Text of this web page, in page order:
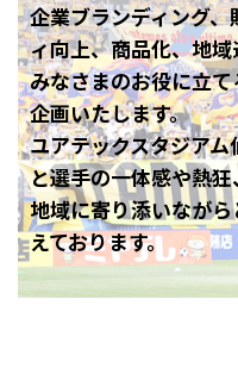
企業ブランディング
ィ向上、商品化、地
みなさまのお役に立
企画いたします。
ユアテックスタジア
と選手の一体感や熱
地域に寄り添いなが
えております。